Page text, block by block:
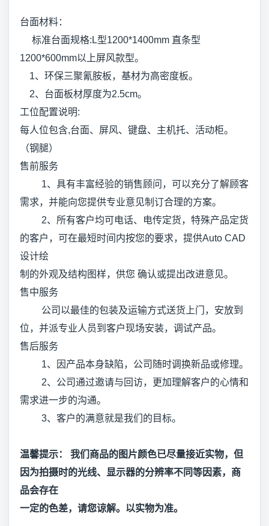
台面材料：
标准台面规格:L型1200*1400mm 直条型
1200*600mm以上屏风款型。
1、环保三聚氰胺板，基材为高密度板。
2、台面板材厚度为2.5cm。
工位配置说明:
每人位包含,台面、屏风、键盘、主机托、活动柜。
（钢腿）
售前服务
1、具有丰富经验的销售顾问，可以充分了解顾客
需求，并能向您提供专业意见制订合理的方案。
2、所有客户均可电话、电传定货，特殊产品定货
的客户，可在最短时间内按您的要求，提供Auto CAD
设计绘
制的外观及结构图样，供您 确认或提出改进意见。
售中服务
公司以最佳的包装及运输方式送货上门，安放到
位，并派专业人员到客户现场安装，调试产品。
售后服务
1、因产品本身缺陷，公司随时调换新品或修理。
2、公司通过邀请与回访，更加理解客户的心情和
需求进一步的沟通。
3、客户的满意就是我们的目标。
温馨提示： 我们商品的图片颜色已尽量接近实物，但
因为拍摄时的光线、显示器的分辨率不同等因素，商
品会存在
一定的色差，请您谅解。以实物为准。